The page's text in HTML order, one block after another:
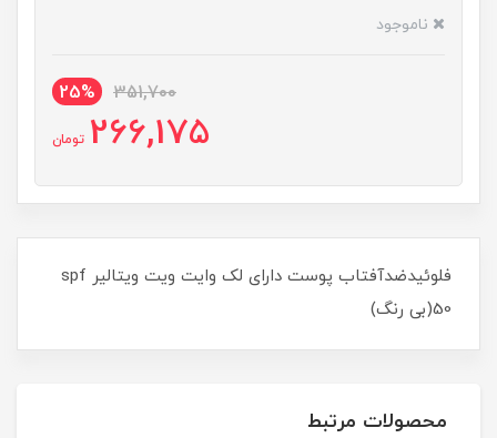
ناموجود
351,700
25%
266,175 تومان
فلوئیدضدآفتاب پوست دارای لک وایت ویت ویتالیر spf
50(بی رنگ)
محصولات مرتبط